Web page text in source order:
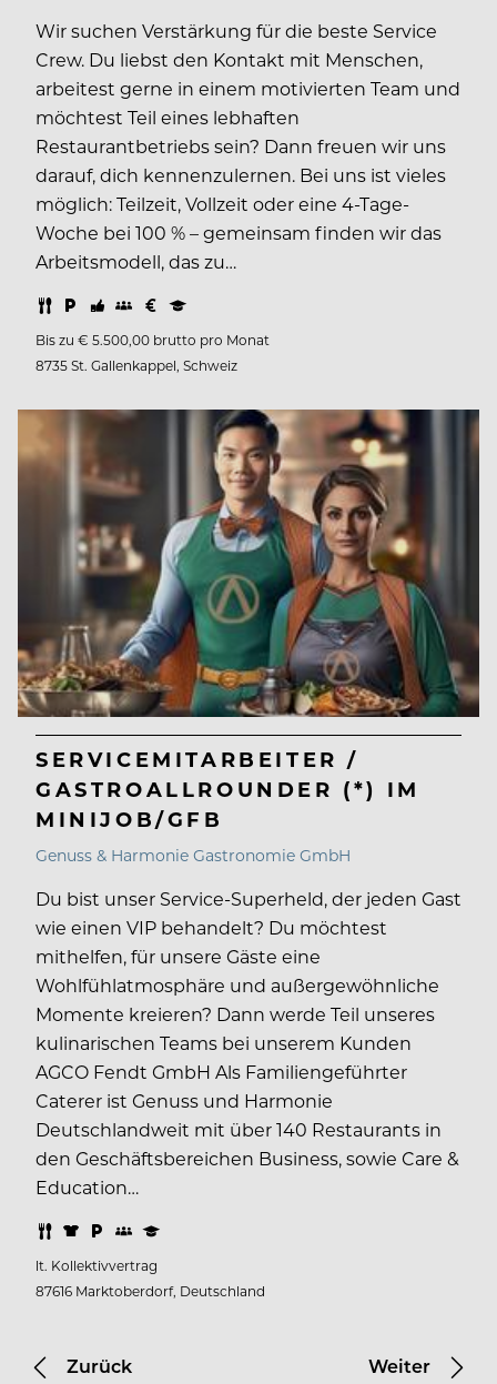
Wir suchen Verstärkung für die beste Service
Crew. Du liebst den Kontakt mit Menschen,
arbeitest gerne in einem motivierten Team und
möchtest Teil eines lebhaften
Restaurantbetriebs sein? Dann freuen wir uns
darauf, dich kennenzulernen. Bei uns ist vieles
möglich: Teilzeit, Vollzeit oder eine 4-Tage-
Woche bei 100 % – gemeinsam finden wir das
Arbeitsmodell, das zu…
Bis zu € 5.500,00 brutto pro Monat
8735 St. Gallenkappel, Schweiz
SERVICEMITARBEITER /
GASTROALLROUNDER (*) IM
MINIJOB/GFB
Genuss & Harmonie Gastronomie GmbH
Du bist unser Service-Superheld, der jeden Gast
wie einen VIP behandelt? Du möchtest
mithelfen, für unsere Gäste eine
Wohlfühlatmosphäre und außergewöhnliche
Momente kreieren? Dann werde Teil unseres
kulinarischen Teams bei unserem Kunden
AGCO Fendt GmbH Als Familiengeführter
Caterer ist Genuss und Harmonie
Deutschlandweit mit über 140 Restaurants in
den Geschäftsbereichen Business, sowie Care &
Education…
lt. Kollektivvertrag
87616 Marktoberdorf, Deutschland
Zurück Weiter